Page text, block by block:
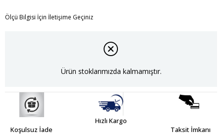
Ölçü Bilgisi İçin İletişime Geçiniz
Ürün stoklarımızda kalmamıştır.
Koşulsuz İade
Hızlı Kargo
Taksit İmkanı